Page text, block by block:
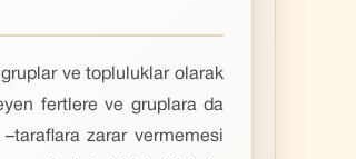
ve topluluklar olarak
fertlere ve gruplara da
–taraflara zarar vermemesi